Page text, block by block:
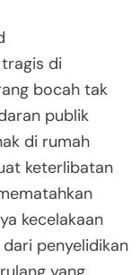
di
bocah tak
publik
di rumah
keterlibatan
kecelakaan
penyelidikan